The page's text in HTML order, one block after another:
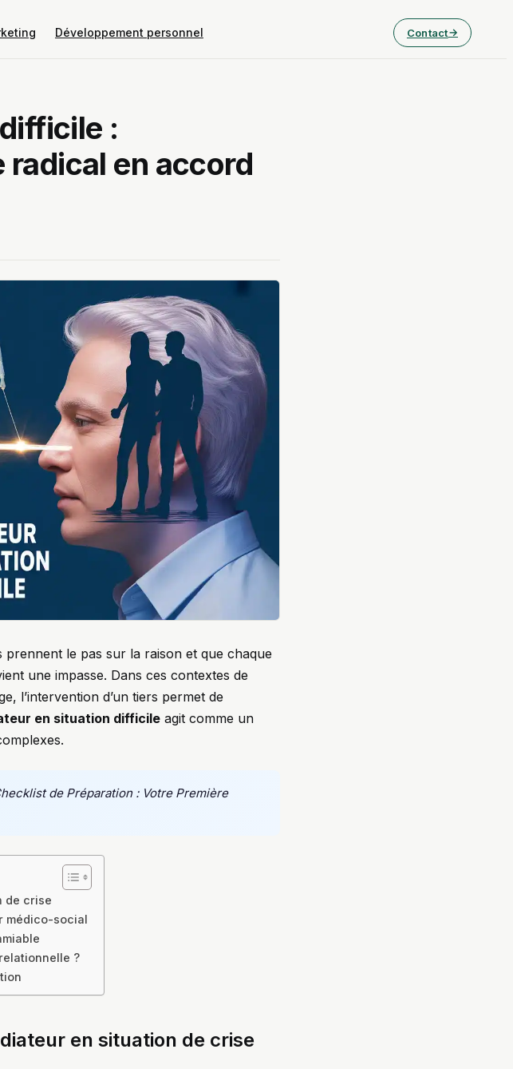
Développement personnel Contact
:
en accord
le pas sur la raison et que chaque
une impasse. Dans ces contextes de
l’intervention d’un tiers permet de
en situation difficile agit comme un
de Préparation : Votre Première
de crise
médico-social
?
en situation de crise